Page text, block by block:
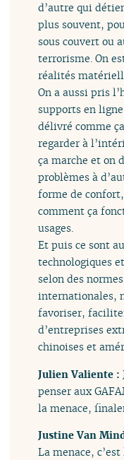
d’autre qui
plus souvent,
sous couvert ou
terrorisme. On
réalités
On a aussi pris
supports en
délivré comme
regarder à
ça marche et on
problèmes à
forme de
comment ça
usages.
Et puis ce sont
technologiques
selon des
internationales,
favoriser,
d’entreprises
chinoises et
Julien Valiente :
penser aux
la menace,
Justine Van
La menace,